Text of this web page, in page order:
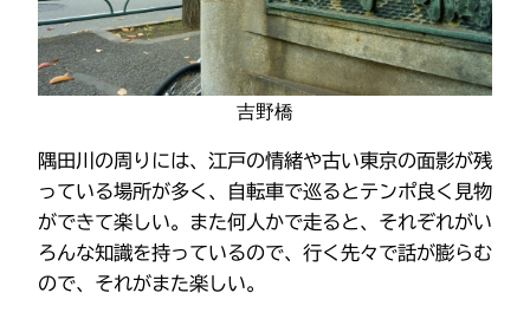
吉野橋
隅田川の周りには、江戸の情緒や古い東京の面影が残
っている場所が多く、自転車で巡るとテンポ良く見物
ができて楽しい。また何人かで走ると、それぞれがい
ろんな知識を持っているので、行く先々で話が膨らむ
ので、それがまた楽しい。